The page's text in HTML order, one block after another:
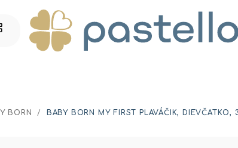
BORN / BABY BORN MY FIRST PLAVÁČIK, DIEVČATKO,